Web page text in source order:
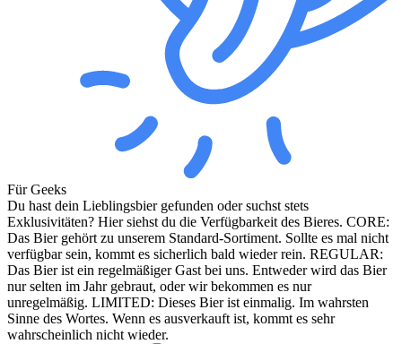
Für Geeks
Du hast dein Lieblingsbier gefunden oder suchst stets
Exklusivitäten? Hier siehst du die Verfügbarkeit des Bieres. CORE:
Das Bier gehört zu unserem Standard-Sortiment. Sollte es mal nicht
verfügbar sein, kommt es sicherlich bald wieder rein. REGULAR:
Das Bier ist ein regelmäßiger Gast bei uns. Entweder wird das Bier
nur selten im Jahr gebraut, oder wir bekommen es nur
unregelmäßig. LIMITED: Dieses Bier ist einmalig. Im wahrsten
Sinne des Wortes. Wenn es ausverkauft ist, kommt es sehr
wahrscheinlich nicht wieder.